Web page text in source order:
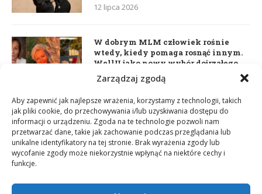
Zarządzaj zgodą
Aby zapewnić jak najlepsze wrażenia, korzystamy z technologii, takich
jak pliki cookie, do przechowywania i/lub uzyskiwania dostępu do
informacji o urządzeniu. Zgoda na te technologie pozwoli nam
przetwarzać dane, takie jak zachowanie podczas przeglądania lub
unikalne identyfikatory na tej stronie. Brak wyrażenia zgody lub
wycofanie zgody może niekorzystnie wpłynąć na niektóre cechy i
funkcje.
12 lipca 2026
W dobrym MLM człowiek rośnie
wtedy, kiedy pomaga rosnąć innym.
WellU jako nowy wybór dojrzałego
lidera
Daria Dudzik. Kocham Cię
17 kwietnia 2026